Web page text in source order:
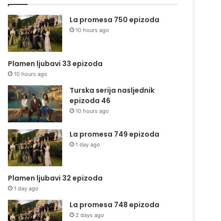
La promesa 750 epizoda
10 hours ago
Plamen ljubavi 33 epizoda
10 hours ago
Turska serija nasljednik
epizoda 46
10 hours ago
La promesa 749 epizoda
1 day ago
Plamen ljubavi 32 epizoda
1 day ago
La promesa 748 epizoda
2 days ago